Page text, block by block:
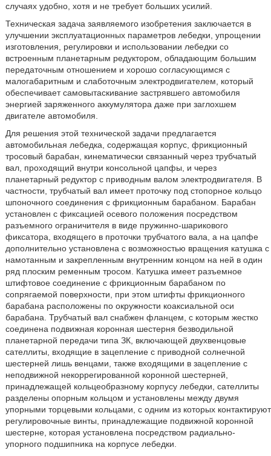
случаях удобно, хотя и не требует больших усилий.
Техническая задача заявляемого изобретения заключается в
улучшении эксплуатационных параметров лебедки, упрощении
изготовления, регулировки и использовании лебедки со
встроенным планетарным редуктором, обладающим большим
передаточным отношением и хорошо согласующимся с
малогабаритным и слаботочным электродвигателем, который
обеспечивает самовытаскивание застрявшего автомобиля
энергией заряженного аккумулятора даже при заглохшем
двигателе автомобиля.
Для решения этой технической задачи предлагается
автомобильная лебедка, содержащая корпус, фрикционный
тросовый барабан, кинематически связанный через трубчатый
вал, проходящий внутри консольной цапфы, и через
планетарный редуктор с приводным валом электродвигателя. В
частности, трубчатый вал имеет проточку под стопорное кольцо
шпоночного соединения с фрикционным барабаном. Барабан
установлен с фиксацией осевого положения посредством
разъемного ограничителя в виде пружинно-шарикового
фиксатора, входящего в проточки трубчатого вала, а на цапфе
дополнительно установлена с возможностью вращения катушка с
намотанным и закрепленным внутренним концом на ней в один
ряд плоским ременным тросом. Катушка имеет разъемное
штифтовое соединение с фрикционным барабаном по
сопрягаемой поверхности, при этом штифты фрикционного
барабана расположены по окружности коаксиальной оси
барабана. Трубчатый вал снабжен фланцем, с которым жестко
соединена подвижная коронная шестерня безводильной
планетарной передачи типа ЗК, включающей двухвенцовые
сателлиты, входящие в зацепление с приводной солнечной
шестерней лишь венцами, также входящими в зацепление с
неподвижной некоррегированной коронной шестерней,
принадлежащей кольцеобразному корпусу лебедки, сателлиты
разделены опорным кольцом и установлены между двумя
упорными торцевыми кольцами, с одним из которых контактируют
регулировочные винты, принадлежащие подвижной коронной
шестерне, которая установлена посредством радиально-
упорного подшипника на корпусе лебедки.